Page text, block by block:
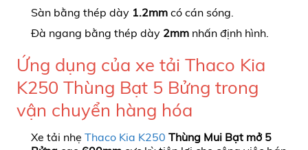
Sàn bằng thép dày 1.2mmcó cán sóng.
Đà ngang bằng thép dày 2mmnhấn định hình.
Ứng dụng của xe tải Thaco Kia
K250 Thùng Bạt 5 Bửng trong
vận chuyển hàng hóa
Xe tải nhẹ Thaco Kia K250 Thùng Mui Bạt mở 5